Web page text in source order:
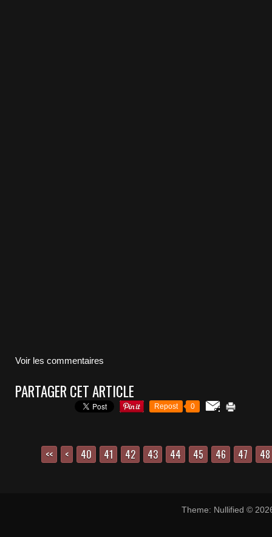
Voir les commentaires
PARTAGER CET ARTICLE
Repost 0
<< < 10
20
30
40 41 42 43 44 45 46 47 48
Theme: Nullified ©